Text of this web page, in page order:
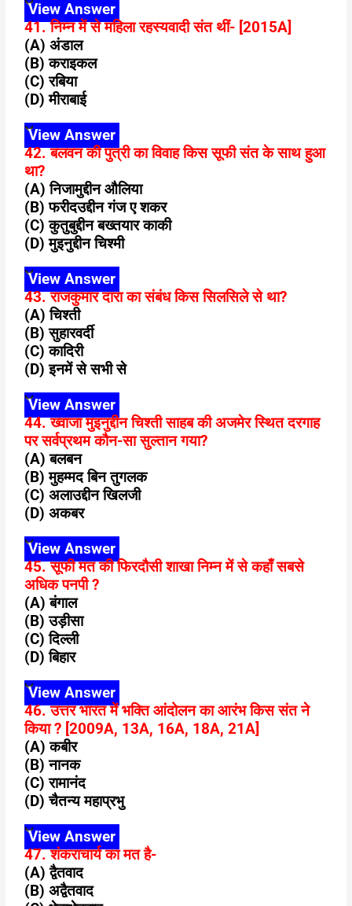
View Answer
41. निम्न में से महिला रहस्यवादी संत थीं- [2015A]
(A) अंडाल
(B) कराइकल
(C) रबिया
(D) मीराबाई
View Answer
42. बलवन की पुत्री का विवाह किस सूफी संत के साथ हुआ
था?
(A) निजामुद्दीन औलिया
(B) फरीदउद्दीन गंज ए शकर
(C) कुतुबुद्दीन बख्तयार काकी
(D) मुइनुद्दीन चिश्मी
View Answer
43. राजकुमार दारा का संबंध किस सिलसिले से था?
(A) चिश्ती
(B) सुहारवर्दी
(C) कादिरी
(D) इनमें से सभी से
View Answer
44. ख्वाजा मुइनुद्दीन चिश्ती साहब की अजमेर स्थित दरगाह
पर सर्वप्रथम कौन-सा सुल्तान गया?
(A) बलबन
(B) मुहम्मद बिन तुगलक
(C) अलाउद्दीन खिलजी
(D) अकबर
View Answer
45. सूफी मत की फिरदौसी शाखा निम्न में से कहाँ सबसे
अधिक पनपी ?
(A) बंगाल
(B) उड़ीसा
(C) दिल्ली
(D) बिहार
View Answer
46. उत्तर भारत में भक्ति आंदोलन का आरंभ किस संत ने
किया ? [2009A, 13A, 16A, 18A, 21A]
(A) कबीर
(B) नानक
(C) रामानंद
(D) चैतन्य महाप्रभु
View Answer
47. शंकराचार्य का मत है-
(A) द्वैतवाद
(B) अद्वैतवाद